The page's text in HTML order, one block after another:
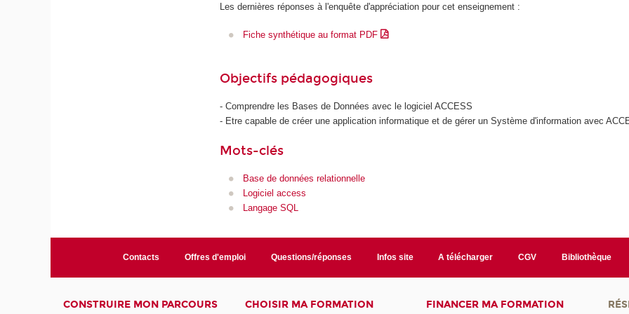
Les dernières réponses à l'enquête d'appréciation pour cet enseignement :
Fiche synthétique au format PDF
Objectifs pédagogiques
- Comprendre les Bases de Données avec le logiciel ACCESS
- Etre capable de créer une application informatique et de gérer un Système d'information avec
Mots-clés
Base de données relationnelle
Logiciel access
Langage SQL
Contacts Offres d'emploi Questions/réponses Infos site A télécharger CGV Bibliothèque
CONSTRUIRE MON PARCOURS CHOISIR MA FORMATION FINANCER MA FORMATION